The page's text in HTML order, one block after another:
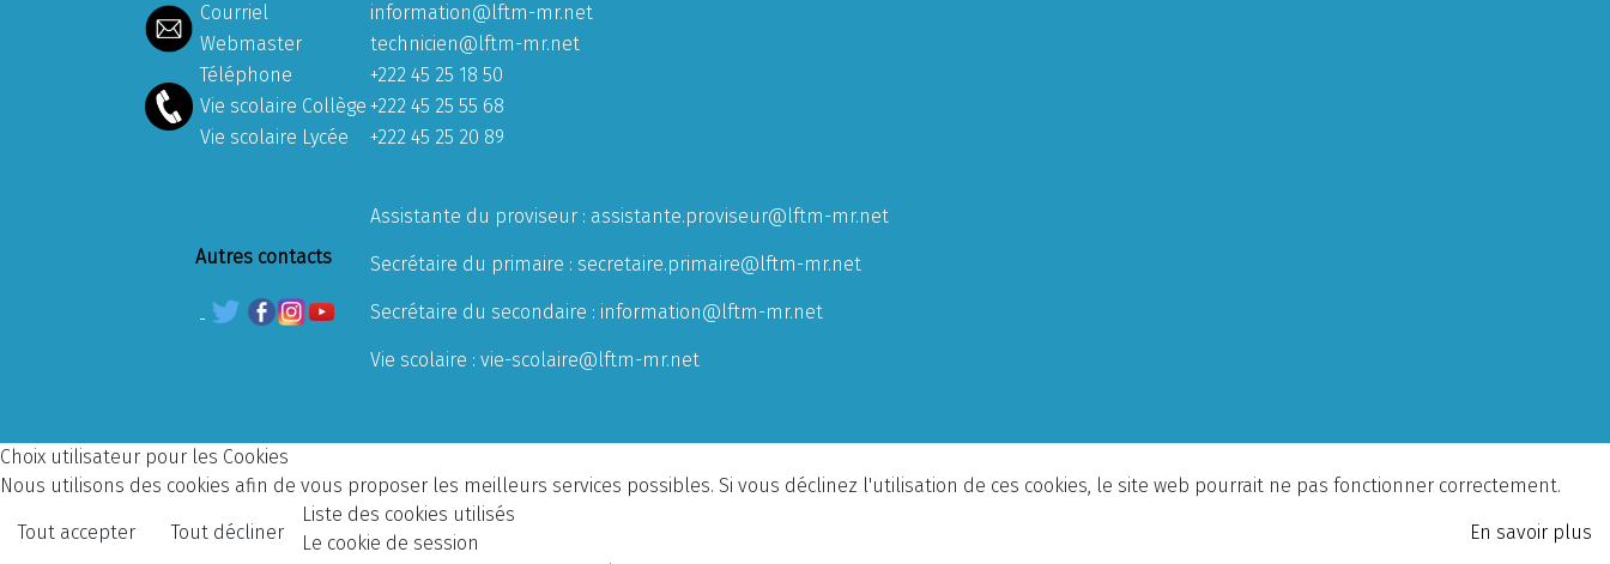
Courriel
information@lftm-mr.net
Webmaster
technicien@lftm-mr.net
Téléphone
+222 45 25 18 50
Vie scolaire Collège +222 45 25 55 68
Vie scolaire Lycée
+222 45 25 20 89
Autres contacts
Assistante du proviseur : assistante.proviseur@lftm-mr.net
Secrétaire du primaire : secretaire.primaire@lftm-mr.net
Secrétaire du secondaire : information@lftm-mr.net
Vie scolaire : vie-scolaire@lftm-mr.net
Choix utilisateur pour les Cookies
Nous utilisons des cookies afin de vous proposer les meilleurs services possibles. Si vous déclinez l'utilisation de ces cookies, le site web pourrait ne pas fonctionner correctement.
Tout accepter Tout décliner En savoir plus
Liste des cookies utilisés
Le cookie de session